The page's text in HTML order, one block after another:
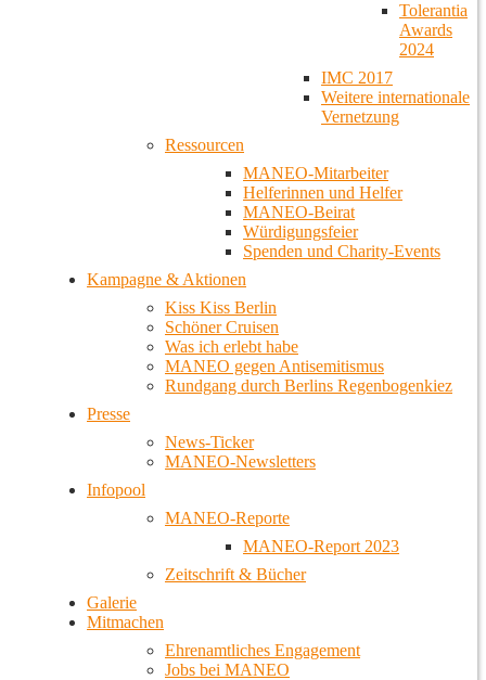
Tolerantia
Awards
2024
IMC 2017
Weitere internationale
Vernetzung
Ressourcen
MANEO-Mitarbeiter
Helferinnen und Helfer
MANEO-Beirat
Würdigungsfeier
Spenden und Charity-Events
Kampagne & Aktionen
Kiss Kiss Berlin
Schöner Cruisen
Was ich erlebt habe
MANEO gegen Antisemitismus
Rundgang durch Berlins Regenbogenkiez
Presse
News-Ticker
MANEO-Newsletters
Infopool
MANEO-Reporte
MANEO-Report 2023
Zeitschrift & Bücher
Galerie
Mitmachen
Ehrenamtliches Engagement
Jobs bei MANEO